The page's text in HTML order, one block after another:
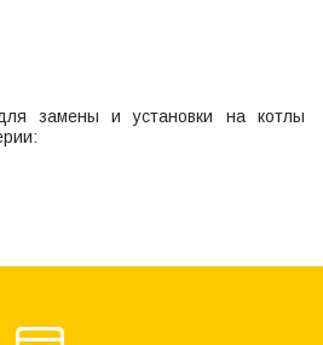
замены и установки на котлы